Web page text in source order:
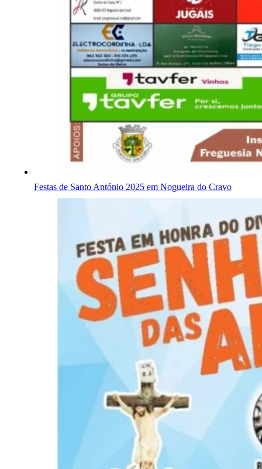
Festas de Santo António 2025 em Nogueira do Cravo